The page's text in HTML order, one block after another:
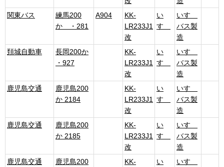
関東バス
練馬200
か ・281
A904
KK-
LR233J1
改
い
すゞ
いすゞ
バス製
造
頚城自動車
長岡200か
・927
KK-
LR233J1
改
い
すゞ
いすゞ
バス製
造
鹿児島交通
鹿児島200
か 2184
KK-
LR233J1
改
い
すゞ
いすゞ
バス製
造
鹿児島交通
鹿児島200
か 2185
KK-
LR233J1
改
い
すゞ
いすゞ
バス製
造
鹿児島交通
鹿児島200
KK-
い
いすゞ